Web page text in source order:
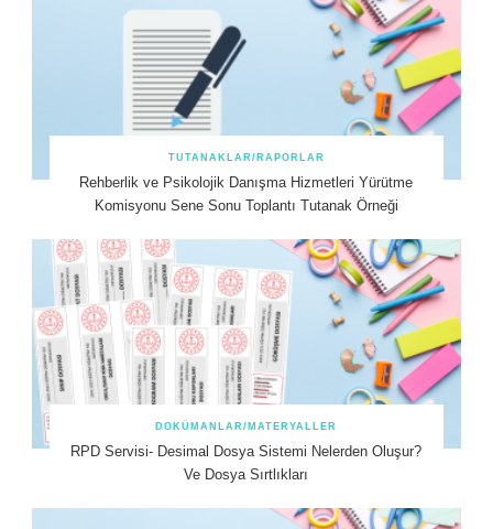
TUTANAKLAR/RAPORLAR
Rehberlik ve Psikolojik Danışma Hizmetleri Yürütme
Komisyonu Sene Sonu Toplantı Tutanak Örneği
DOKÜMANLAR/MATERYALLER
RPD Servisi- Desimal Dosya Sistemi Nelerden Oluşur?
Ve Dosya Sırtlıkları